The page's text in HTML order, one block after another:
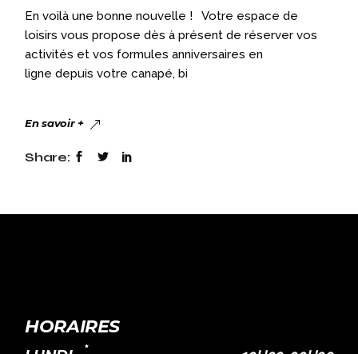
En voilà une bonne nouvelle ! Votre espace de
loisirs vous propose dès à présent de réserver vos
activités et vos formules anniversaires en
ligne depuis votre canapé, bi
En savoir +
Share:
HORAIRES